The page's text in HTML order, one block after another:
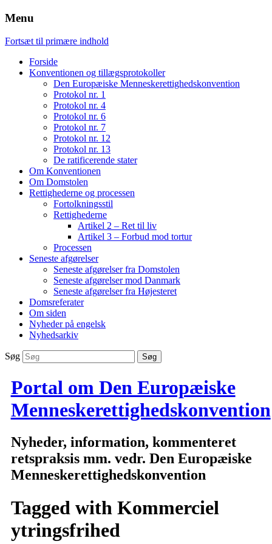
Menu
Fortsæt til primære indhold
Forside
Konventionen og tillægsprotokoller
Den Europæiske Menneskerettighedskonvention
Protokol nr. 1
Protokol nr. 4
Protokol nr. 6
Protokol nr. 7
Protokol nr. 12
Protokol nr. 13
De ratificerende stater
Om Konventionen
Om Domstolen
Rettighederne og processen
Fortolkningsstil
Rettighederne
Artikel 2 – Ret til liv
Artikel 3 – Forbud mod tortur
Processen
Seneste afgørelser
Seneste afgørelser fra Domstolen
Seneste afgørelser mod Danmark
Seneste afgørelser fra Højesteret
Domsreferater
Om siden
Nyheder på engelsk
Nyhedsarkiv
Søg
Portal om Den Europæiske
Menneskerettighedskonvention
Nyheder, information, kommenteret
retspraksis mm. vedr. Den Europæiske
Menneskerettighedskonvention
Tagged with Kommerciel
ytringsfrihed